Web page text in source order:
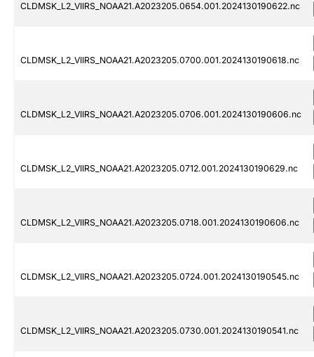
CLDMSK_L2_VIIRS_NOAA21.A2023205.0654.001.2024130190622.nc
CLDMSK_L2_VIIRS_NOAA21.A2023205.0700.001.2024130190618.nc
CLDMSK_L2_VIIRS_NOAA21.A2023205.0706.001.2024130190606.nc
CLDMSK_L2_VIIRS_NOAA21.A2023205.0712.001.2024130190629.nc
CLDMSK_L2_VIIRS_NOAA21.A2023205.0718.001.2024130190606.nc
CLDMSK_L2_VIIRS_NOAA21.A2023205.0724.001.2024130190545.nc
CLDMSK_L2_VIIRS_NOAA21.A2023205.0730.001.2024130190541.nc